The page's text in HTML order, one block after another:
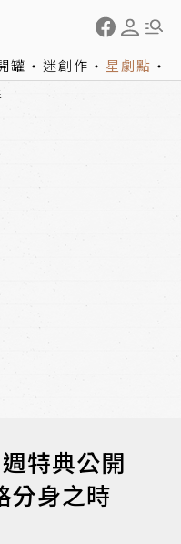
罐 迷創作 星劇點
特典公開
分身之時